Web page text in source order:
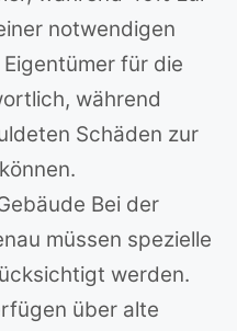
notwendigen
für die
während
Schäden zur
Bei der
müssen spezielle
werden.
über alte